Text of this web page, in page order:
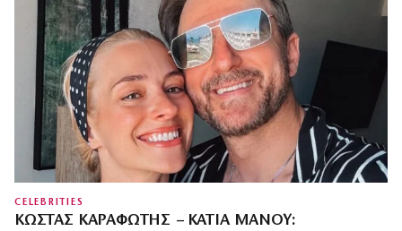
CELEBRITIES
ΚΏΣΤΑΣ ΚΑΡΑΦΏΤΗΣ – ΚΆΤΙΑ ΜΆΝΟΥ: